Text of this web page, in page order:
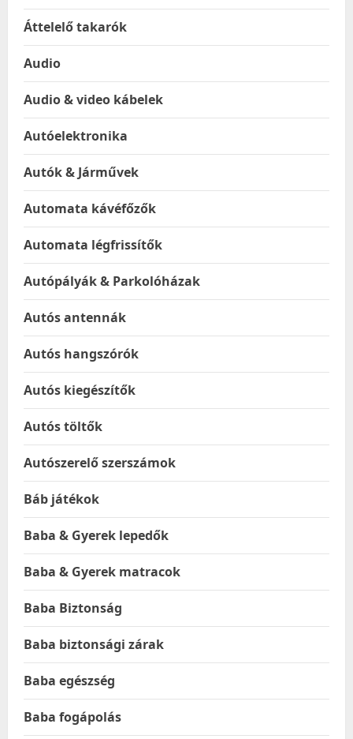
Áttelelő takarók
Audio
Audio & video kábelek
Autóelektronika
Autók & Járművek
Automata kávéfőzők
Automata légfrissítők
Autópályák & Parkolóházak
Autós antennák
Autós hangszórók
Autós kiegészítők
Autós töltők
Autószerelő szerszámok
Báb játékok
Baba & Gyerek lepedők
Baba & Gyerek matracok
Baba Biztonság
Baba biztonsági zárak
Baba egészség
Baba fogápolás